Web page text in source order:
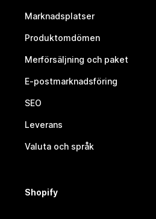
Marknadsplatser
Produktomdömen
Merförsäljning och paket
E-postmarknadsföring
SEO
Leverans
Valuta och språk
Shopify